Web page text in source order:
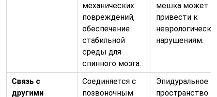
механических
повреждений,
обеспечение
стабильной
среды для
спинного мозга.
мешка может
привести к
нарушениям.
Связь с
другими
Соединяется с
позвоночным
Эпидуральное
пространство